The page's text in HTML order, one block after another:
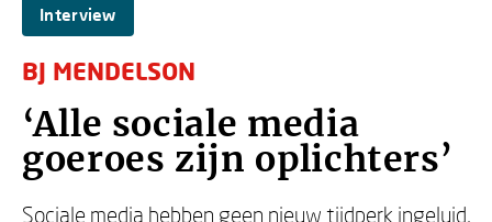
Interview
BJ MENDELSON
‘Alle sociale media
goeroes zijn oplichters’
Sociale media hebben geen nieuw tijdperk ingeluid,